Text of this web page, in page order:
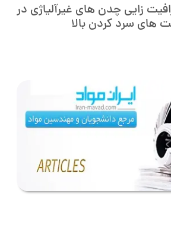
زایی چدن های غیرآلیاژی در
های سرد کردن بالا